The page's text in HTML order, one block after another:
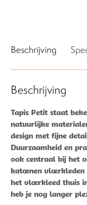
Beschrijving
Beschrijving
Tapis Petit staat
natuurlijke
design met fijne
Duurzaamheid en
ook centraal bij het
katoenen
het vloerkleed thuis
heb je nog langer